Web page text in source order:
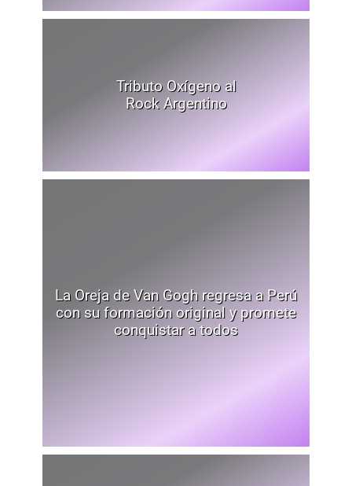
Tributo Oxígeno al
Rock Argentino
La Oreja de Van Gogh regresa a Perú
con su formación original y promete
conquistar a todos